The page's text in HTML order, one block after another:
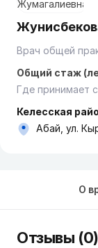
Врач общей
Общий стаж
Где принимает
Келесская
Абай, ул.
О
Отзывы (0)